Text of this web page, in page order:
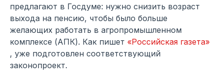
предлагают в Госдуме: нужно снизить возраст
выхода на пенсию, чтобы было больше
желающих работать в агропромышленном
комплексе (АПК). Как пишет «Российская газета»
, уже подготовлен соответствующий
законопроект.